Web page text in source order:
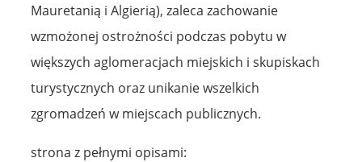
Mauretanią i Algierią), zaleca zachowanie
wzmożonej ostrożności podczas pobytu w
większych aglomeracjach miejskich i skupiskach
turystycznych oraz unikanie wszelkich
zgromadzeń w miejscach publicznych.
strona z pełnymi opisami: